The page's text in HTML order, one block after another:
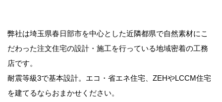
弊社は埼玉県春日部市を中心とした近隣都県で自然素材にこ
だわった注文住宅の設計・施工を行っている地域密着の工務
店です。
耐震等級3で基本設計。エコ・省エネ住宅、ZEHやLCCM住宅
を建てるならおまかせください。